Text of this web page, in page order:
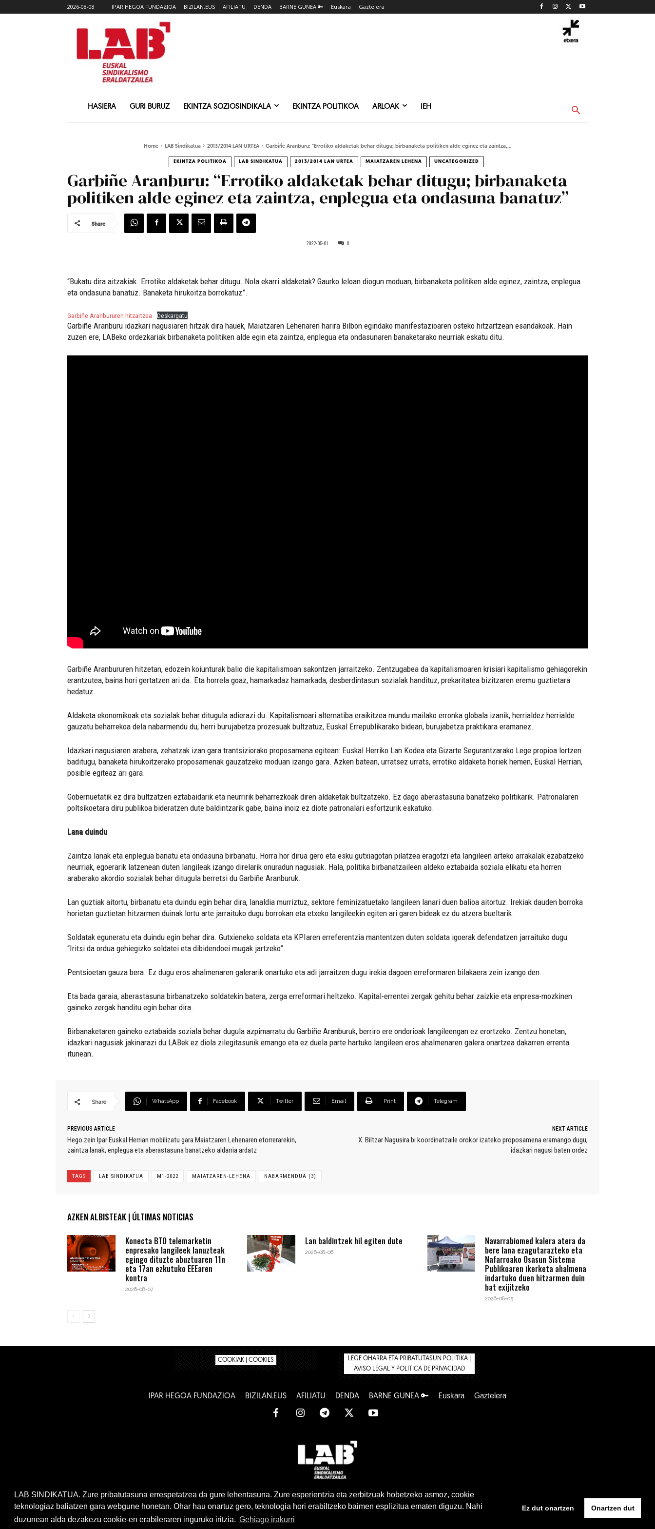
2026-08-08 IPAR HEGOA FUNDAZIOA BIZILAN.EUS AFILIATU DENDA BARNE GUNEA 🔑 Euskara Gaztelera
HASIERA GURI BURUZ EKINTZA SOZIOSINDIKALA EKINTZA POLITIKOA ARLOAK IEH
Home LAB Sindikatua 2013/2014 LAN URTEA Garbiñe Aranburu: "Errotiko aldaketak behar ditugu; birbanaketa politiken alde eginez eta zaintza,...
EKINTZA POLITIKOA LAB SINDIKATUA 2013/2014 LAN URTEA MAIATZAREN LEHENA UNCATEGORIZED
Garbiñe Aranburu: “Errotiko aldaketak behar ditugu; birbanaketa
politiken alde eginez eta zaintza, enplegua eta ondasuna banatuz”
Share
2022-05-01 0
“Bukatu dira aitzakiak. Errotiko aldaketak behar ditugu. Nola ekarri aldaketak? Gaurko leloan diogun moduan, birbanaketa politiken alde eginez, zaintza, enplegua
eta ondasuna banatuz. Banaketa hirukoitza borrokatuz”.
Garbiñe Aranbururen hitzartzea Deskargatu
Garbiñe Aranburu idazkari nagusiaren hitzak dira hauek, Maiatzaren Lehenaren harira Bilbon egindako manifestazioaren osteko hitzartzean esandakoak. Hain
zuzen ere, LABeko ordezkariak birbanaketa politiken alde egin eta zaintza, enplegua eta ondasunaren banaketarako neurriak eskatu ditu.
Garbiñe Aranbururen hitzetan, edozein koiunturak balio die kapitalismoan sakontzen jarraitzeko. Zentzugabea da kapitalismoaren krisiari kapitalismo gehiagorekin
erantzutea, baina hori gertatzen ari da. Eta horrela goaz, hamarkadaz hamarkada, desberdintasun sozialak handituz, prekaritatea bizitzaren eremu guztietara
hedatuz.
Aldaketa ekonomikoak eta sozialak behar ditugula adierazi du. Kapitalismoari alternatiba eraikitzea mundu mailako erronka globala izanik, herrialdez herrialde
gauzatu beharrekoa dela nabarmendu du; herri burujabetza prozesuak bultzatuz, Euskal Errepublikarako bidean, burujabetza praktikara eramanez.
Idazkari nagusiaren arabera, zehatzak izan gara trantsiziorako proposamena egitean: Euskal Herriko Lan Kodea eta Gizarte Segurantzarako Lege propioa lortzen
baditugu, banaketa hirukoitzerako proposamenak gauzatzeko moduan izango gara. Azken batean, urratsez urrats, errotiko aldaketa horiek hemen, Euskal Herrian,
posible egiteaz ari gara.
Gobernuetatik ez dira bultzatzen eztabaidarik eta neurririk beharrezkoak diren aldaketak bultzatzeko. Ez dago aberastasuna banatzeko politikarik. Patronalaren
poltsikoetara diru publikoa bideratzen dute baldintzarik gabe, baina inoiz ez diote patronalari esfortzurik eskatuko.
Lana duindu
Zaintza lanak eta enplegua banatu eta ondasuna birbanatu. Horra hor dirua gero eta esku gutxiagotan pilatzea eragotzi eta langileen arteko arrakalak ezabatzeko
neurriak, egoerarik latzenean duten langileak izango direlarik onuradun nagusiak. Hala, politika birbanatzaileen aldeko eztabaida soziala elikatu eta horren
araberako akordio sozialak behar ditugula berretsi du Garbiñe Aranburuk.
Lan guztiak aitortu, birbanatu eta duindu egin behar dira, lanaldia murriztuz, sektore feminizatuetako langileen lanari duen balioa aitortuz. Irekiak dauden borroka
horietan guztietan hitzarmen duinak lortu arte jarraituko dugu borrokan eta etxeko langileekin egiten ari garen bideak ez du atzera bueltarik.
Soldatak eguneratu eta duindu egin behar dira. Gutxieneko soldata eta KPIaren erreferentzia mantentzen duten soldata igoerak defendatzen jarraituko dugu:
“Iritsi da ordua gehiegizko soldatei eta dibidendoei mugak jartzeko”.
Pentsioetan gauza bera. Ez dugu eros ahalmenaren galerarik onartuko eta adi jarraitzen dugu irekia dagoen erreformaren bilakaera zein izango den.
Eta bada garaia, aberastasuna birbanatzeko soldatekin batera, zerga erreformari heltzeko. Kapital-errentei zergak gehitu behar zaizkie eta enpresa-mozkinen
gaineko zergak handitu egin behar dira.
Birbanaketaren gaineko eztabaida soziala behar dugula azpimarratu du Garbiñe Aranburuk, berriro ere ondorioak langileengan ez erortzeko. Zentzu honetan,
idazkari nagusiak jakinarazi du LABek ez diola zilegitasunik emango eta ez duela parte hartuko langileen eros ahalmenaren galera onartzea dakarren errenta
itunean.
Share WhatsApp Facebook Twitter Email Print Telegram
PREVIOUS ARTICLE
Hego zein Ipar Euskal Herrian mobilizatu gara Maiatzaren Lehenaren etorrerarekin,
zaintza lanak, enplegua eta aberastasuna banatzeko aldarria ardatz
NEXT ARTICLE
X. Biltzar Nagusira bi koordinatzaile orokor izateko proposamena eramango dugu,
idazkari nagusi baten ordez
TAGS LAB SINDIKATUA M1-2022 MAIATZAREN-LEHENA NABARMENDUA (3)
AZKEN ALBISTEAK | ÚLTIMAS NOTICIAS
Konecta BTO telemarketin
enpresako langileek lanuzteak
egingo dituzte abuztuaren 11n
eta 17an ezkutuko EEEaren
kontra
2026-08-07
Lan baldintzek hil egiten dute
2026-08-06
Navarrabiomed kalera atera da
bere lana ezagutarazteko eta
Nafarroako Osasun Sistema
Publikoaren ikerketa ahalmena
indartuko duen hitzarmen duin
bat exijitzeko
2026-08-05
COOKIAK | COOKIES
LEGE OHARRA ETA PRIBATUTASUN POLITIKA |
AVISO LEGAL Y POLÍTICA DE PRIVACIDAD
IPAR HEGOA FUNDAZIOA BIZILAN.EUS AFILIATU DENDA BARNE GUNEA 🔑 Euskara Gaztelera
www.lab.eus
Euskara Gaztelera
LAB SINDIKATUA. Zure pribatutasuna errespetatzea da gure lehentasuna. Zure esperientzia eta zerbitzuak hobetzeko asmoz, cookie
teknologiaz baliatzen gara webgune honetan. Ohar hau onartuz gero, teknologia hori erabiltzeko baimen esplizitua ematen diguzu. Nahi
duzunean alda dezakezu cookie-en erabileraren inguruko iritzia. Gehiago irakurri
Ez dut onartzen Onartzen dut